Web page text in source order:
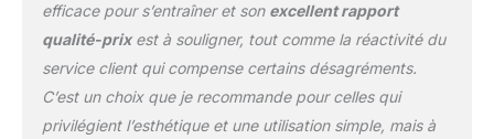
Entraînement complet du
corps : le rammage
active 90 % des groupes
musculaires et fournit un
entraînement efficace
pour tous les niveaux de
efficace pour s’entraîner et son excellent rapport
qualité-prixest à souligner, tout comme la réactivité du
service client qui compense certains désagréments.
C’est un choix que je recommande pour celles qui
privilégient l’esthétique et une utilisation simple, mais à